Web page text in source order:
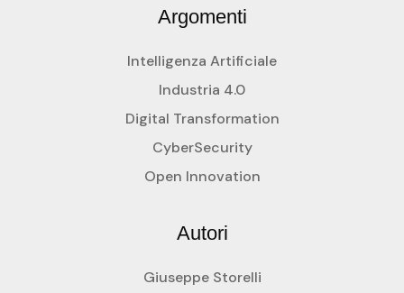
Argomenti
Intelligenza Artificiale
Industria 4.0
Digital Transformation
CyberSecurity
Open Innovation
Autori
Giuseppe Storelli